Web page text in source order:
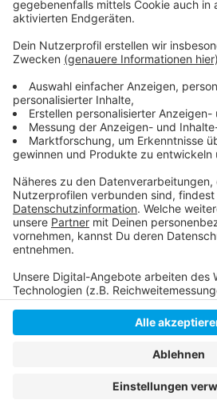
Alle Blaulicht-Meldungen aus
Bombenentschärfung am
Anzeige